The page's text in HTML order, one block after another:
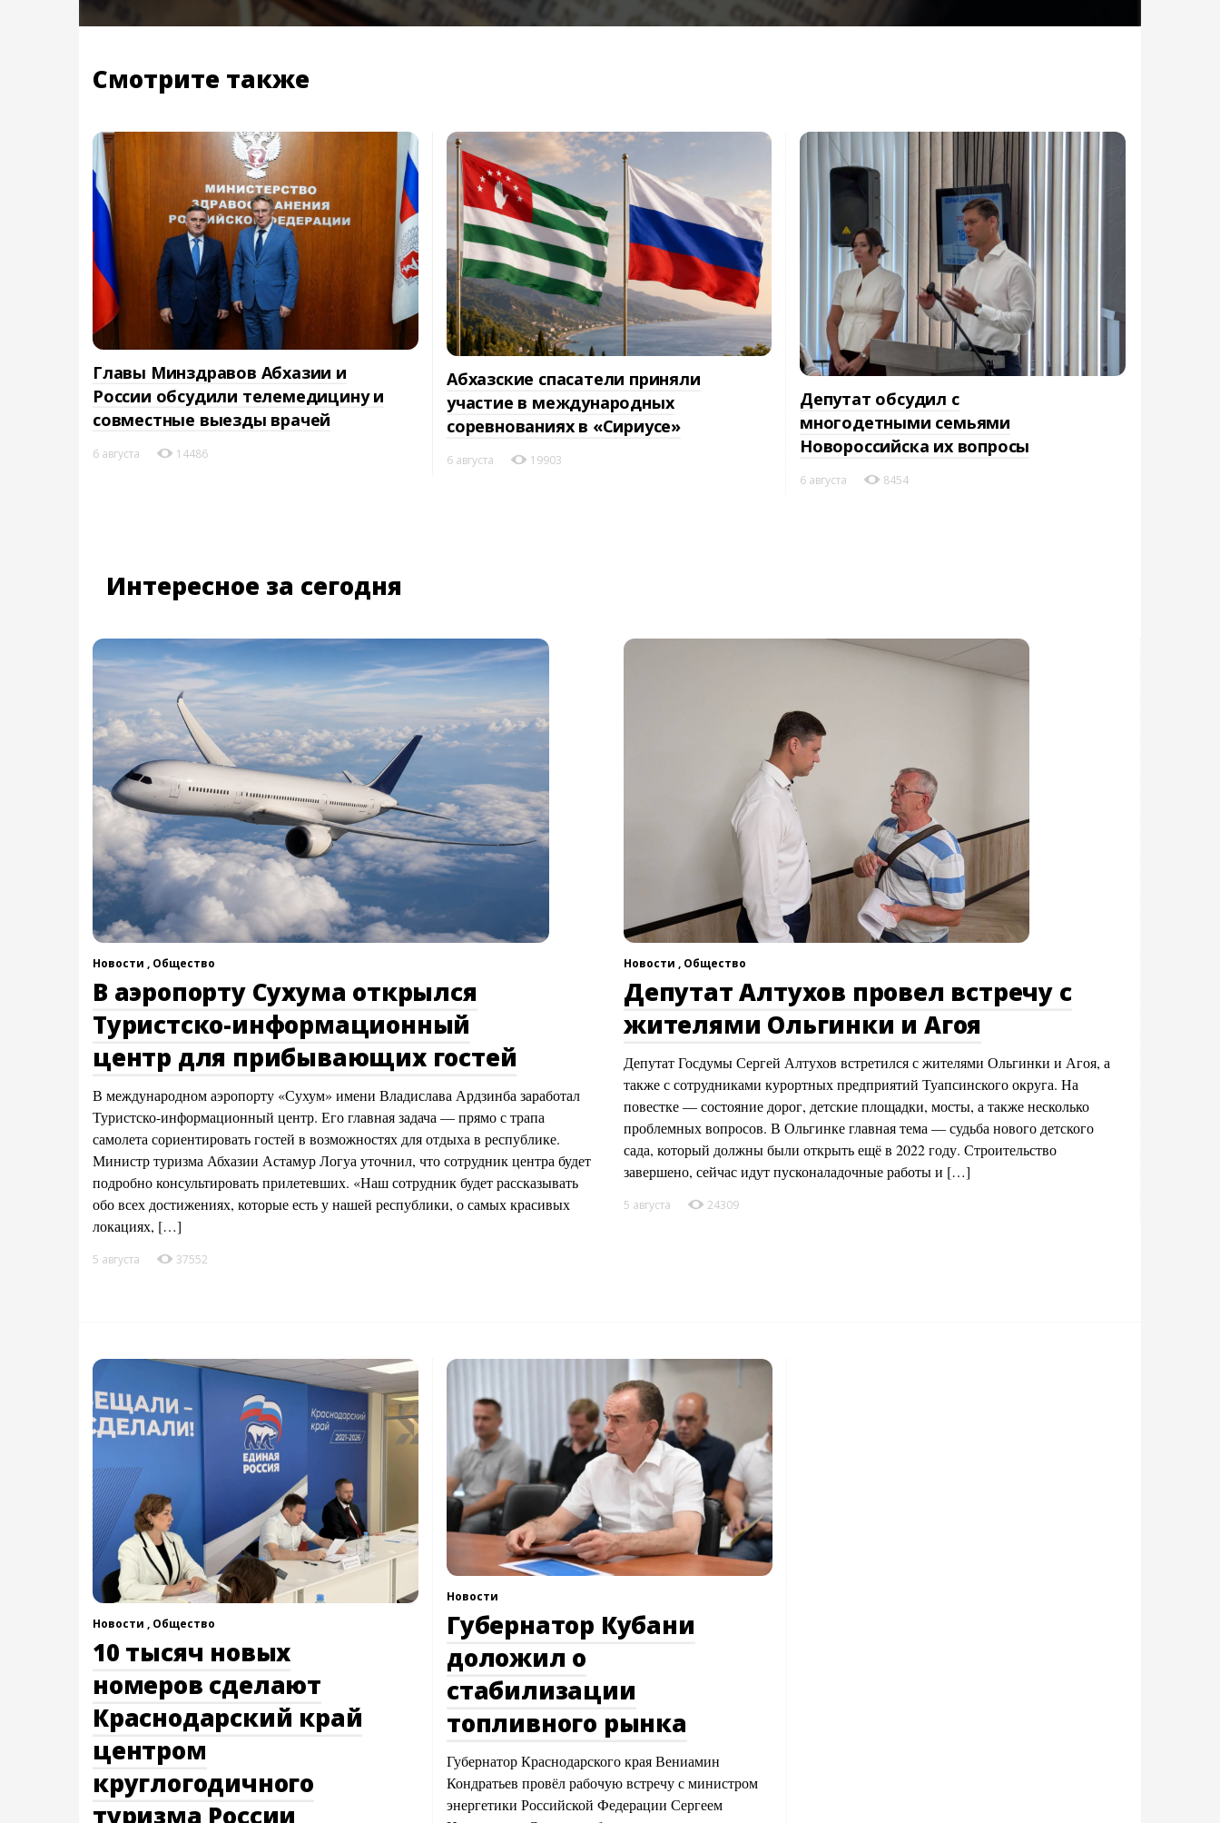
Смотрите также
Главы Минздравов Абхазии и
России обсудили телемедицину и
совместные выезды врачей
6 августа 14486
Абхазские спасатели приняли
участие в международных
соревнованиях в «Сириусе»
6 августа 19903
Депутат обсудил с
многодетными семьями
Новороссийска их вопросы
6 августа 8454
Интересное за сегодня
Новости , Общество
В аэропорту Сухума открылся
Туристско-информационный
центр для прибывающих гостей
В международном аэропорту «Сухум» имени Владислава Ардзинба заработал
Туристско-информационный центр. Его главная задача — прямо с трапа
самолета сориентировать гостей в возможностях для отдыха в республике.
Министр туризма Абхазии Астамур Логуа уточнил, что сотрудник центра будет
подробно консультировать прилетевших. «Наш сотрудник будет рассказывать
обо всех достижениях, которые есть у нашей республики, о самых красивых
локациях, […]
5 августа 37552
Новости , Общество
Депутат Алтухов провел встречу с
жителями Ольгинки и Агоя
Депутат Госдумы Сергей Алтухов встретился с жителями Ольгинки и Агоя, а
также с сотрудниками курортных предприятий Туапсинского округа. На
повестке — состояние дорог, детские площадки, мосты, а также несколько
проблемных вопросов. В Ольгинке главная тема — судьба нового детского
сада, который должны были открыть ещё в 2022 году. Строительство
завершено, сейчас идут пусконаладочные работы и […]
5 августа 24309
Новости , Общество
10 тысяч новых
номеров сделают
Краснодарский край
центром
круглогодичного
туризма России
Новости
Губернатор Кубани
доложил о
стабилизации
топливного рынка
Губернатор Краснодарского края Вениамин
Кондратьев провёл рабочую встречу с министром
энергетики Российской Федерации Сергеем